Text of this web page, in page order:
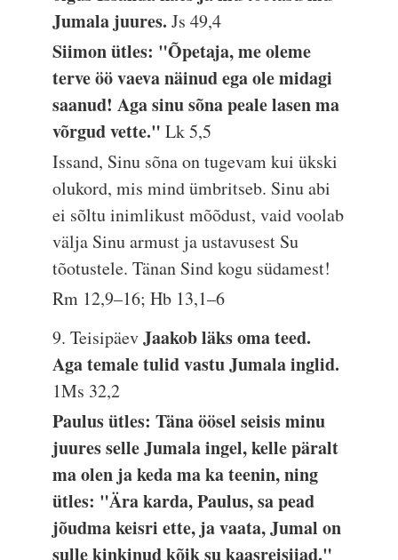
Jumala juures.Js 49,4
Siimon ütles: "Õpetaja, me oleme
terve öö vaeva näinud ega ole midagi
saanud! Aga sinu sõna peale lasen ma
võrgud vette."Lk 5,5
Issand, Sinu sõna on tugevam kui ükski
olukord, mis mind ümbritseb. Sinu abi
ei sõltu inimlikust mõõdust, vaid voolab
välja Sinu armust ja ustavusest Su
tõotustele. Tänan Sind kogu südamest!
Rm 12,9–16; Hb 13,1–6
9. TeisipäevJaakob läks oma teed.
Aga temale tulid vastu Jumala inglid.
1Ms 32,2
Paulus ütles: Täna öösel seisis minu
juures selle Jumala ingel, kelle päralt
ma olen ja keda ma ka teenin, ning
ütles: "Ära karda, Paulus, sa pead
jõudma keisri ette, ja vaata, Jumal on
sulle kinkinud kõik su kaasreisijad."